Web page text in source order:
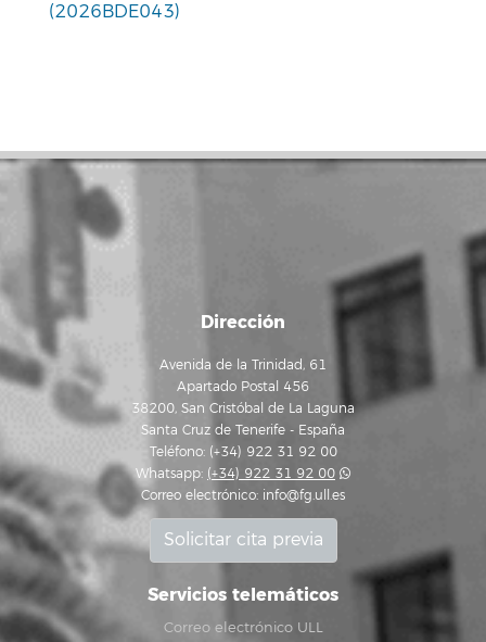
(2026BDE043)
Dirección
Avenida de la Trinidad, 61
Apartado Postal 456
38200, San Cristóbal de La Laguna
Santa Cruz de Tenerife - España
Teléfono: (+34) 922 31 92 00
Whatsapp: (+34) 922 31 92 00
Correo electrónico: info@fg.ull.es
Solicitar cita previa
Servicios telemáticos
Correo electrónico ULL